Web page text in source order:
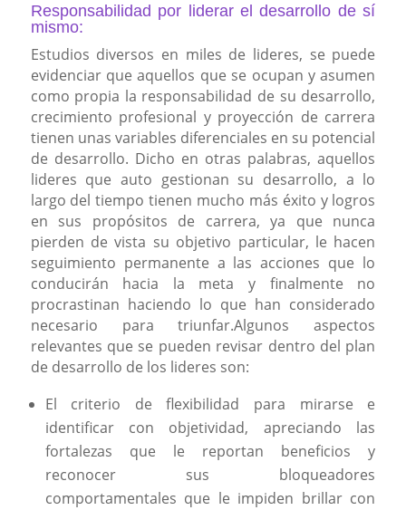
Responsabilidad por liderar el desarrollo de sí
mismo:
Estudios diversos en miles de lideres, se puede
evidenciar que aquellos que se ocupan y asumen
como propia la responsabilidad de su desarrollo,
crecimiento profesional y proyección de carrera
tienen unas variables diferenciales en su potencial
de desarrollo. Dicho en otras palabras, aquellos
lideres que auto gestionan su desarrollo, a lo
largo del tiempo tienen mucho más éxito y logros
en sus propósitos de carrera, ya que nunca
pierden de vista su objetivo particular, le hacen
seguimiento permanente a las acciones que lo
conducirán hacia la meta y finalmente no
procrastinan haciendo lo que han considerado
necesario para triunfar.Algunos aspectos
relevantes que se pueden revisar dentro del plan
de desarrollo de los lideres son:
El criterio de flexibilidad para mirarse e
identificar con objetividad, apreciando las
fortalezas que le reportan beneficios y
reconocer sus bloqueadores
comportamentales que le impiden brillar con